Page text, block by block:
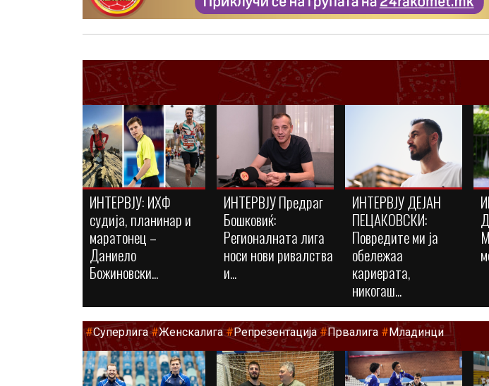
ИНТЕРВЈУ: ИХФ
судија, планинар и
маратонец –
Даниело
Божиновски...
ИНТЕРВЈУ Предраг
Бошковиќ:
Регионалната лига
носи нови ривалства
и...
ИНТЕРВЈУ ДЕЈАН
ПЕЦАКОВСКИ:
Повредите ми ја
обележаа
кариерата,
никогаш...
#Суперлига #Женскалига#Репрезентација #Првалига #Младинци